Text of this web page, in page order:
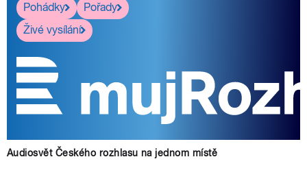
Pohádky
Pořady
Živé vysílání
Audiosvět Českého rozhlasu na jednom místě